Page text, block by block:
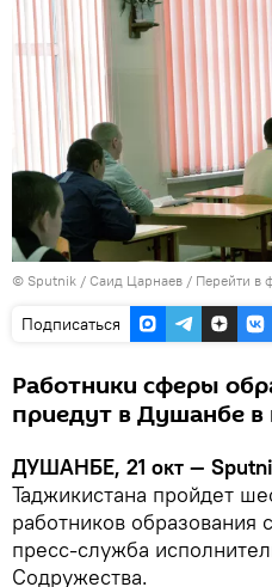
© Sputnik / Саид Царнаев / Перейти в
Подписаться
Работники сферы
приедут в Душанбе в
ДУШАНБЕ, 21 окт —
Таджикистана пройдет
работников образования
пресс-служба
Содружества.